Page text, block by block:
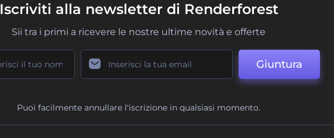
Iscriviti alla newsletter di Renderforest
Sii tra i primi a ricevere le nostre ultime novità e offerte
Giuntura
Puoi facilmente annullare l'iscrizione in qualsiasi momento.